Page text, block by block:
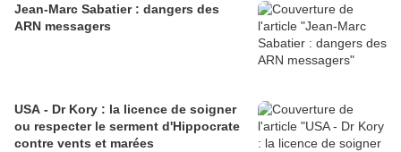
Jean-Marc Sabatier : dangers des
ARN messagers
USA - Dr Kory : la licence de soigner
ou respecter le serment d'Hippocrate
contre vents et marées